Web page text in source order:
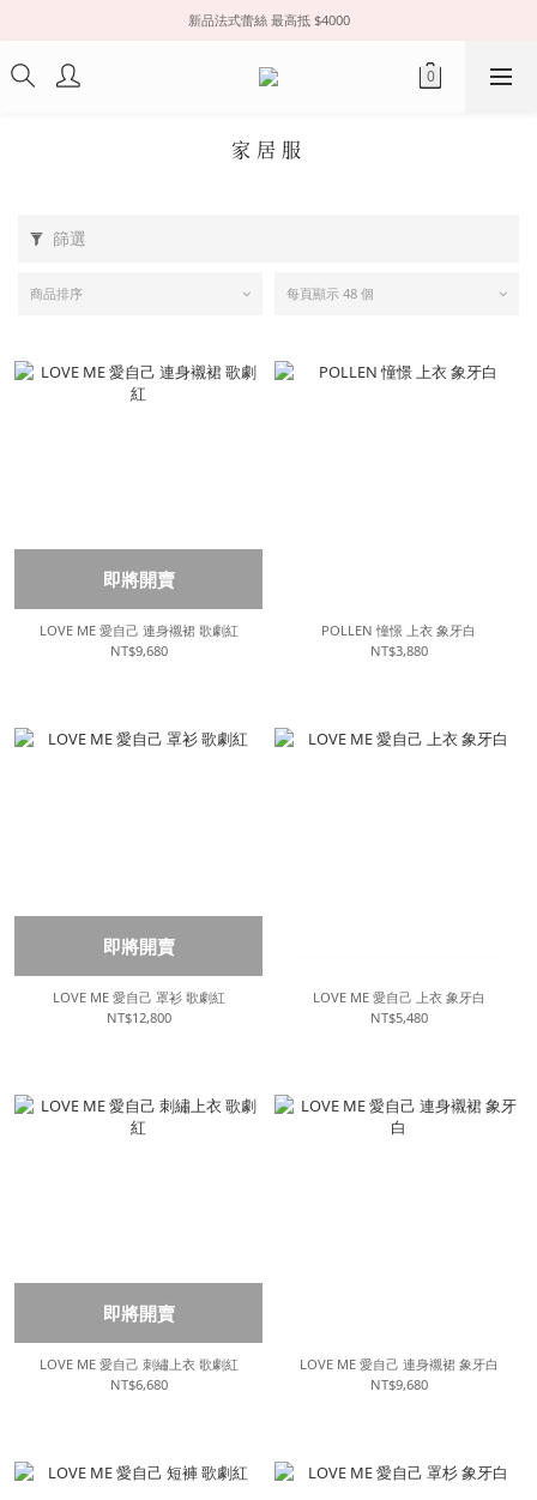
新品法式蕾絲 最高抵 $4000
家居服
篩選
商品排序 每頁顯示 48 個
即將開賣
LOVE ME 愛自己 連身襯裙 歌劇紅
NT$9,680
POLLEN 憧憬 上衣 象牙白
NT$3,880
即將開賣
LOVE ME 愛自己 罩衫 歌劇紅
NT$12,800
LOVE ME 愛自己 上衣 象牙白
NT$5,480
即將開賣
LOVE ME 愛自己 刺繡上衣 歌劇紅
NT$6,680
LOVE ME 愛自己 連身襯裙 象牙白
NT$9,680